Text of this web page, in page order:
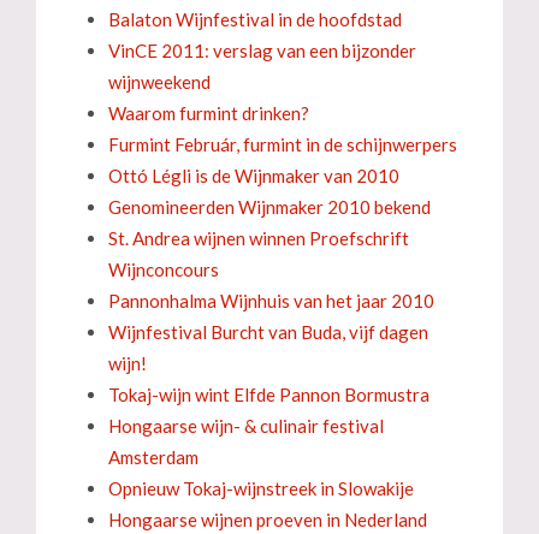
Balaton Wijnfestival in de hoofdstad
VinCE 2011: verslag van een bijzonder
wijnweekend
Waarom furmint drinken?
Furmint Február, furmint in de schijnwerpers
Ottó Légli is de Wijnmaker van 2010
Genomineerden Wijnmaker 2010 bekend
St. Andrea wijnen winnen Proefschrift
Wijnconcours
Pannonhalma Wijnhuis van het jaar 2010
Wijnfestival Burcht van Buda, vijf dagen
wijn!
Tokaj-wijn wint Elfde Pannon Bormustra
Hongaarse wijn- & culinair festival
Amsterdam
Opnieuw Tokaj-wijnstreek in Slowakije
Hongaarse wijnen proeven in Nederland